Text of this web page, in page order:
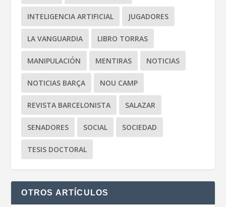
INTELIGENCIA ARTIFICIAL JUGADORES
LA VANGUARDIA LIBRO TORRAS
MANIPULACIÓN MENTIRAS NOTICIAS
NOTICIAS BARÇA NOU CAMP
REVISTA BARCELONISTA SALAZAR
SENADORES SOCIAL SOCIEDAD
TESIS DOCTORAL
OTROS ARTÍCULOS